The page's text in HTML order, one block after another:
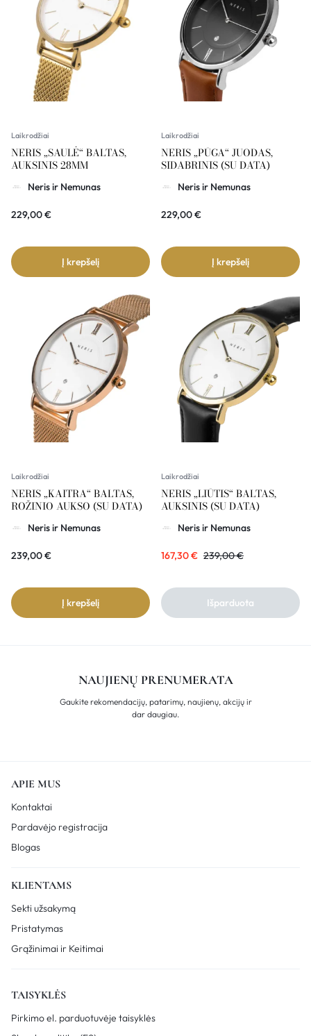
Laikrodžiai
NERIS „SAULĖ“ BALTAS,
AUKSINIS 28MM
Neris ir Nemunas
229,00€
Į krepšelį
Laikrodžiai
NERIS „PŪGA“ JUODAS,
SIDABRINIS (SU DATA)
Neris ir Nemunas
229,00€
Į krepšelį
Laikrodžiai
NERIS „KAITRA“ BALTAS,
ROŽINIO AUKSO (SU DATA)
Neris ir Nemunas
239,00€
Į krepšelį
Laikrodžiai
NERIS „LIŪTIS“ BALTAS,
AUKSINIS (SU DATA)
Neris ir Nemunas
167,30€ 239,00€
Išparduota
NAUJIENŲ PRENUMERATA
Gaukite rekomendacijų, patarimų, naujienų, akcijų ir
dar daugiau.
APIE MUS
Kontaktai
Pardavėjo registracija
Blogas
KLIENTAMS
Sekti užsakymą
Pristatymas
Grąžinimai ir Keitimai
TAISYKLĖS
Pirkimo el. parduotuvėje taisyklės